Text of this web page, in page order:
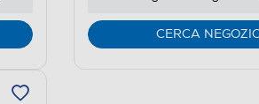
CERCA